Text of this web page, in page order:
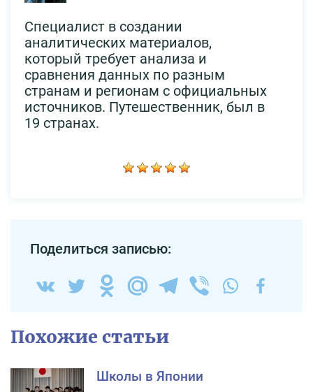
Специалист в создании
аналитических материалов,
который требует анализа и
сравнения данных по разным
странам и регионам с официальных
источников. Путешественник, был в
19 странах.
Поделиться записью:
Похожие статьи
Школы в Японии